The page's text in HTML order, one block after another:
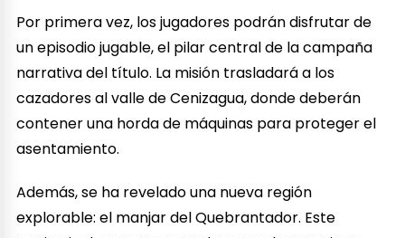
Por primera vez, los jugadores podrán disfrutar de
un episodio jugable, el pilar central de la campaña
narrativa del título. La misión trasladará a los
cazadores al valle de Cenizagua, donde deberán
contener una horda de máquinas para proteger el
asentamiento.
Además, se ha revelado una nueva región
explorable: el manjar del Quebrantador. Este